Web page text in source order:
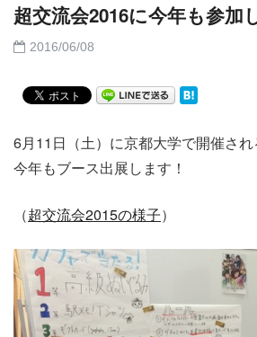
超交流会2016に今年も参加
2016/06/08
6月11日（土）に京都大学で開催され
今年もブース出展します！
（超交流会2015の様子）